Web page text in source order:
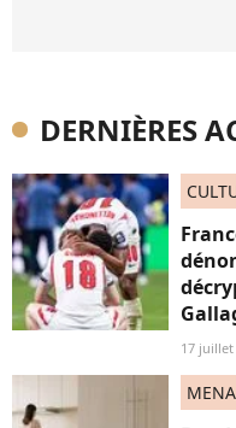
DERNIÈRES
17 juillet